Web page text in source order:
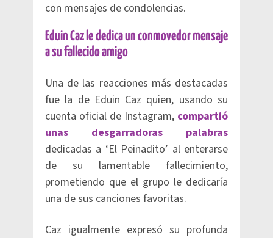
con mensajes de condolencias.
Eduin Caz le dedica un conmovedor mensaje
a su fallecido amigo
Una de las reacciones más destacadas
fue la de Eduin Caz quien, usando su
cuenta oficial de Instagram, compartió
unas desgarradoras palabras
dedicadas a ‘El Peinadito’ al enterarse
de su lamentable fallecimiento,
prometiendo que el grupo le dedicaría
una de sus canciones favoritas.
Caz igualmente expresó su profunda